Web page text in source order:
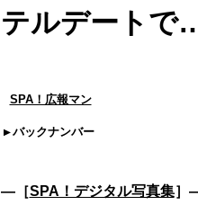
テルデートで…
SPA！広報マン
バックナンバー
―［SPA！デジタル写真集］